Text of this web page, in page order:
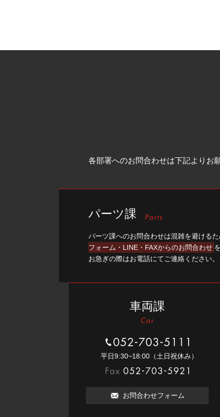
各部署へのお問合わせは下記よりお
パーツ課
パーツ課へのお問合わせは混雑を避ける
フォーム・LINE・FAXからのお問合わせ
お急ぎの際はお電話にてご連絡ください。
車両課
052-703-5111
平⽇9:30~18:00（⼟⽇祝休み）
お問合わせフォーム